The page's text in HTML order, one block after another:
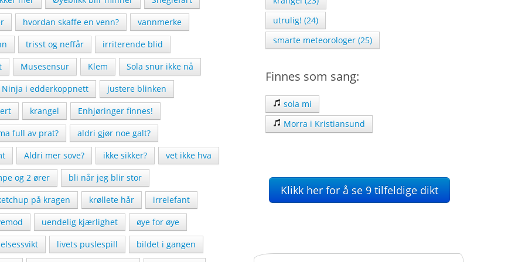
hvordan skaffe en venn?
vannmerke
trisst og neffår
irriterende blid
Musesensur Klem
Sola snur ikke nå
Ninja i edderkoppnett
justere blinken
krangel
Enhjøringer finnes!
full av prat?
aldri gjør noe galt?
Aldri mer sove? ikke sikker?
vet ikke hva
og 2 ører
bli når jeg blir stor
på kragen
krøllete hår
irrelefant
uendelig kjærlighet
øye for øye
livets puslespill
bildet i gangen
utrulig! (24)
smarte meteorologer (25)
Finnes som sang:
sola mi
Morra i Kristiansund
Klikk her for å se 9 tilfeldige dikt